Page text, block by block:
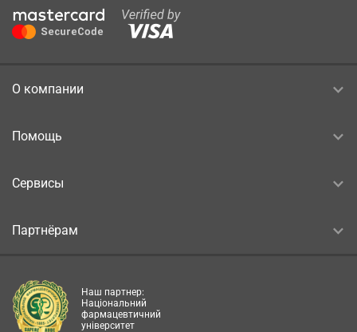
О компании
Помощь
Сервисы
Партнёрам
Наш партнер:
Національний
фармацевтичний
університет